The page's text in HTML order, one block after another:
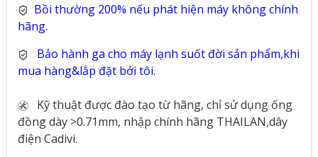
Bồi thường 200% nếu phát hiện máy không chính
hãng.
Bảo hành ga cho máy lạnh suốt đời sản phẩm,khi
mua hàng&lắp đặt bởi tôi.
Kỹ thuật được đào tạo từ hãng, chỉ sử dụng ống
đồng dày >0.71mm, nhập chính hãng THAILAN,dây
điện Cadivi.